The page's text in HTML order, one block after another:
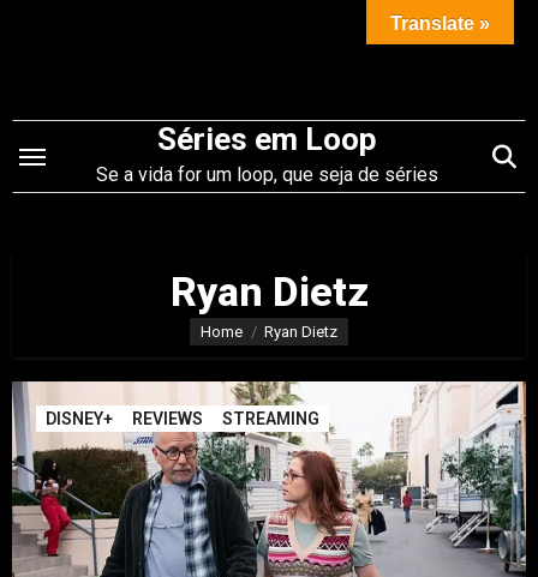
conteúdo
Séries em Loop
Se a vida for um loop, que seja de séries
Ryan Dietz
Home Ryan Dietz
DISNEY+ REVIEWS STREAMING
Translate »